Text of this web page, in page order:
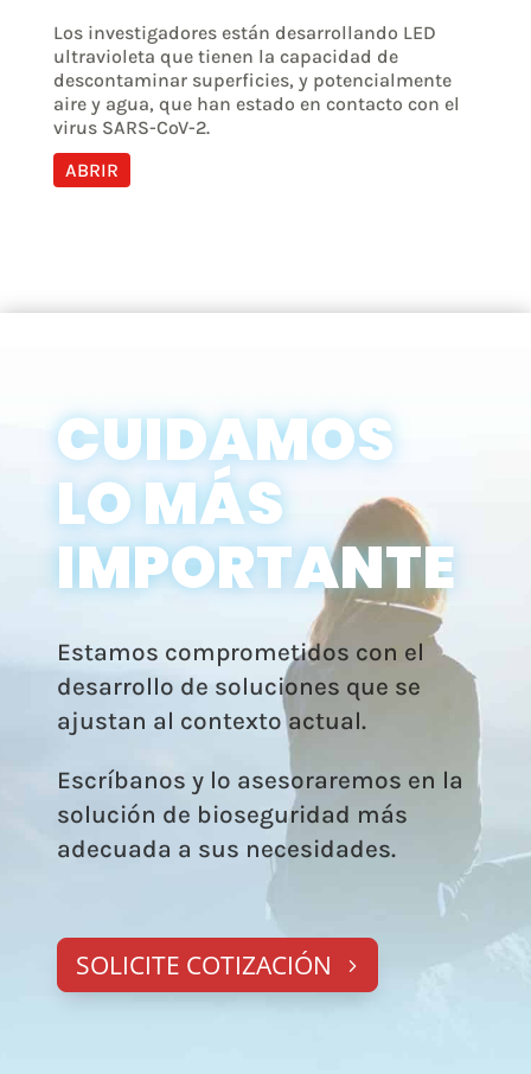
Los investigadores están desarrollando LED
ultravioleta que tienen la capacidad de
descontaminar superficies, y potencialmente
aire y agua, que han estado en contacto con el
virus SARS-CoV-2.
ABRIR
CUIDAMOS
LO MÁS
IMPORTANTE
Estamos comprometidos con el
desarrollo de soluciones que se
ajustan al contexto actual.
Escríbanos y lo asesoraremos en la
solución de bioseguridad más
adecuada a sus necesidades.
SOLICITE COTIZACIÓN